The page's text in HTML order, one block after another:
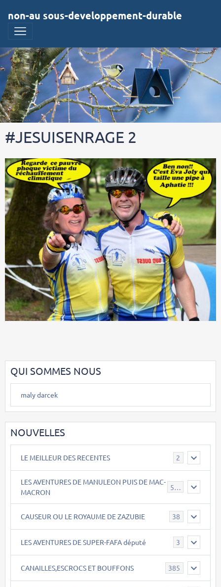
non-au sous-developpement-durable
#JESUISENRAGE 2
QUI SOMMES NOUS
maly darcek
NOUVELLES
LE MEILLEUR DES RECENTES 2
LES AVENTURES DE MANULEON PUIS DE MAC-
MACRON
543
CAUSEUR OU LE ROYAUME DE ZAZUBIE 38
LES AVENTURES DE SUPER-FAFA député 3
CANAILLES,ESCROCS ET BOUFFONS 385